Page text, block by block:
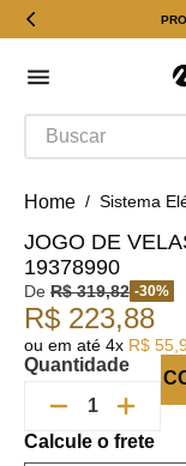
Buscar
Sistema
JOGO DE
19378990
De R$ 319,82 -30%
R$ 223,88
ou em até 4x R$ 55
Quantidade